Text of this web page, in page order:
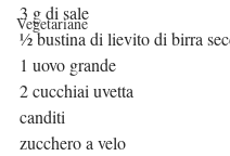
Vegetariane
3 g di sale
½ bustina di lievito di birra
1 uovo grande
2 cucchiai uvetta
canditi
zucchero a velo